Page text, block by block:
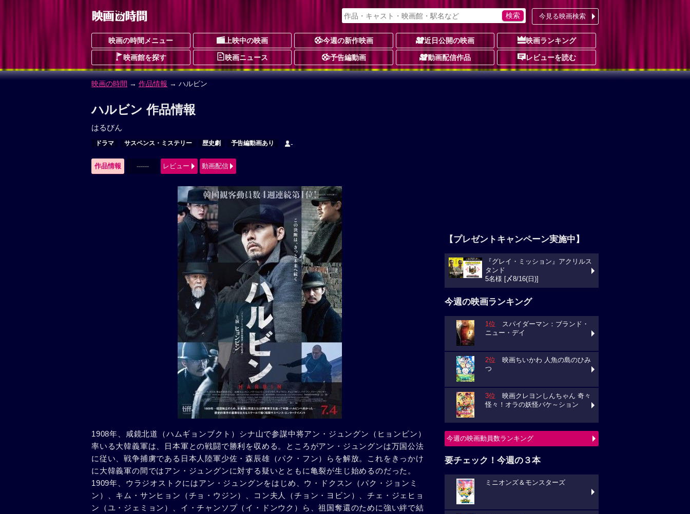
今見る映画検索
映画の時間メニュー 上映中の映画 今週の新作映画 近日公開の映画 映画ランキング
映画館を探す 映画ニュース 予告編動画 動画配信作品 レビューを読む
映画の時間 → 作品情報 → ハルビン
ハルビン 作品情報
はるびん
ドラマ サスペンス・ミステリー 歴史劇 予告編動画あり -
作品情報 ------ レビュー 動画配信
1908年、咸鏡北道（ハムギョンブクト）シナ山で参謀中将アン・ジュングン（ヒョンビン）
率いる大韓義軍は、日本軍との戦闘で勝利を収める。ところがアン・ジュングンは万国公法
に従い、戦争捕虜である日本人陸軍少佐・森辰雄（パク・フン）らを解放。これをきっかけ
に大韓義軍の間ではアン・ジュングンに対する疑いとともに亀裂が生じ始めるのだった。
1909年、ウラジオストクにはアン・ジュングンをはじめ、ウ・ドクスン（パク・ジョンミ
ン）、キム・サンヒョン（チョ・ウジン）、コン夫人（チョン・ヨビン）、チェ・ジェヒョ
ン（ユ・ジェミョン）、イ・チャンソプ（イ・ドンウク）ら、祖国奪還のために強い絆で結
【プレゼントキャンペーン実施中】
『グレイ・ミッション』アクリルス
タンド
5名様 [〆8/16(日)]
今週の映画ランキング
1位 スパイダーマン：ブランド・
ニュー・デイ
2位 映画ちいかわ 人魚の島のひみ
つ
3位 映画クレヨンしんちゃん 奇々
怪々！オラの妖怪バケ～ション
今週の映画動員数ランキング
要チェック！今週の３本
ミニオンズ＆モンスターズ